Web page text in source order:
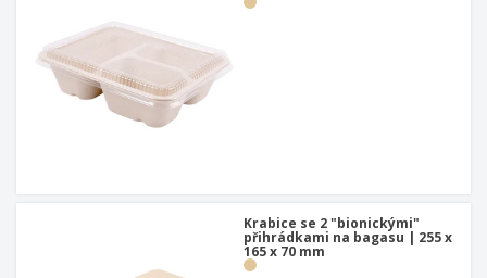
Krabice se 2 "bionickými"
přihrádkami na bagasu | 255 x
165 x 70 mm